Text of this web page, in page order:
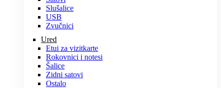
Slušalice
USB
Zvučnici
Ured
Etui za vizitkarte
Rokovnici i notesi
Šalice
Zidni satovi
Ostalo